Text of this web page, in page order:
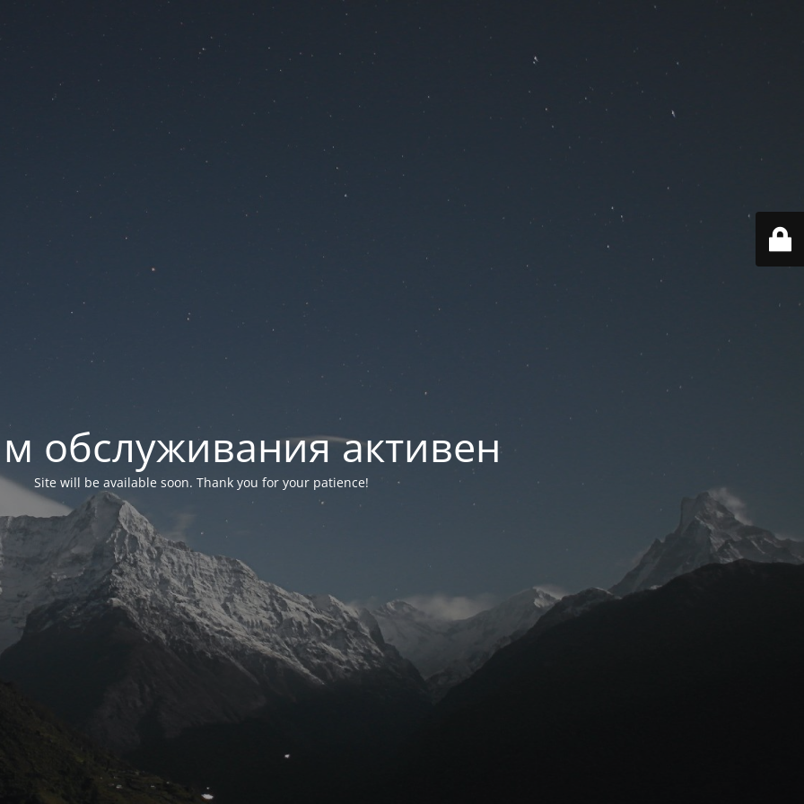
обслуживания активен
Site will be available soon. Thank you for your patience!